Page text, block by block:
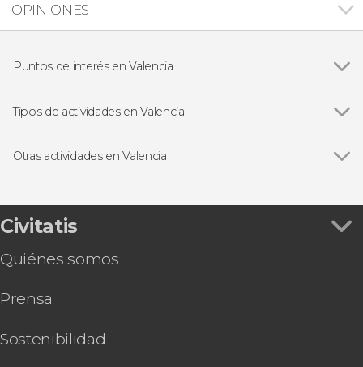
OPINIONES
Puntos de interés en Valencia
Tipos de actividades en Valencia
Free Tour
Excursiones de un día
Gastronomía y enoturismo
Otras actividades en Valencia
Autobús turístico de Valencia
Tour en segway por Valencia
Tour en bicicleta por Valencia
Entrada al Centro de Arte Hortensia Herrero
barca
Civitatis
Quiénes somos
Prensa
Sostenibilidad